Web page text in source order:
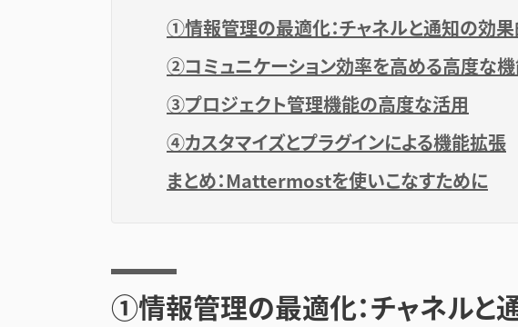
①情報管理の最適化：チャネルと通知の効
②コミュニケーション効率を高める高度な
③プロジェクト管理機能の高度な活用
④カスタマイズとプラグインによる機能拡張
まとめ：Mattermostを使いこなすために
①情報管理の最適化：チャネルと